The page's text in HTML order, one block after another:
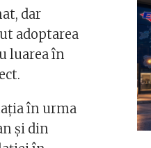
dar
adoptarea
luarea în
în urma
şi din